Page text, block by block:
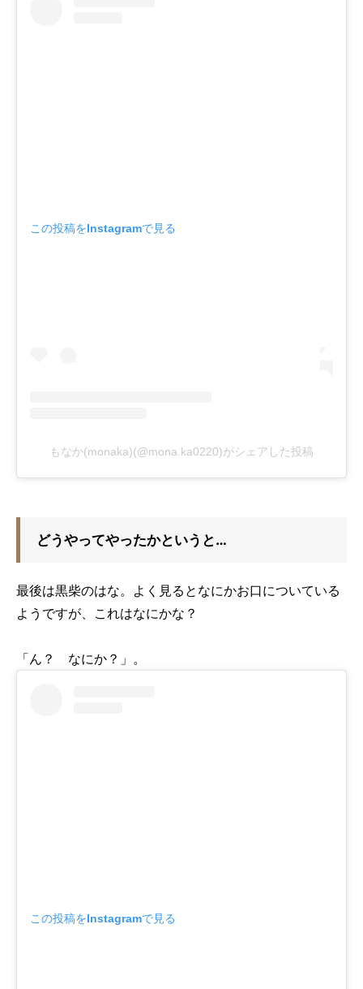
この投稿をInstagramで見る
もなか(monaka)(@mona.ka0220)がシェアした投稿
どうやってやったかというと…
最後は黒柴のはな。よく見るとなにかお口についている
ようですが、これはなにかな？
「ん？ なにか？」。
この投稿をInstagramで見る